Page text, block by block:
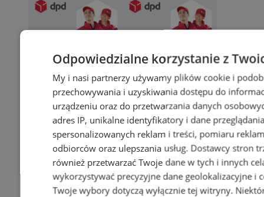
Odpowiedzialne korzystanie z
My i nasi partnerzy używamy plików cookie i
przechowywania i uzyskiwania dostępu do
urządzeniu oraz do przetwarzania danych
adres IP, unikalne identyfikatory i dane
spersonalizowanych reklam i treści, pomiaru
odbiorców oraz ulepszania usług. Dostawcy stron
również przetwarzać Twoje dane w tych i innych
wykorzystywać precyzyjne dane geolokalizacyjne i
Twoje wybory dotyczą wyłącznie tej witryny.